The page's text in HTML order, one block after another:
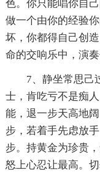
色。你只能唱你自
做一个由你的经验
坏，你都得自己创
命的交响乐中，演
7、静坐常思己
士，肯吃亏不是痴
能，退一步天高地
步，若着手先虑放
步。持黄金为珍贵
怒上心忍让最高。